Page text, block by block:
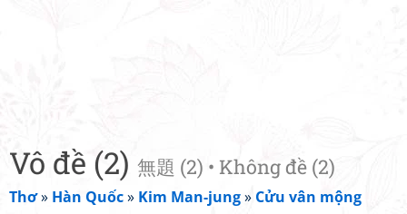
Vô đề (2) 無題 (2) • Không đề (2)
Thơ» Hàn Quốc» Kim Man-jung» Cửu vân mộng